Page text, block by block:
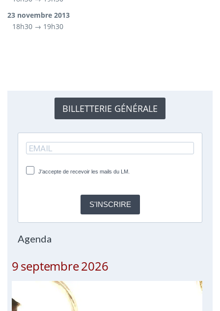
23 novembre 2013
18h30 → 19h30
BILLETTERIE GÉNÉRALE
J'accepte de recevoir les mails du LM.
S'INSCRIRE
Agenda
9 septembre 2026